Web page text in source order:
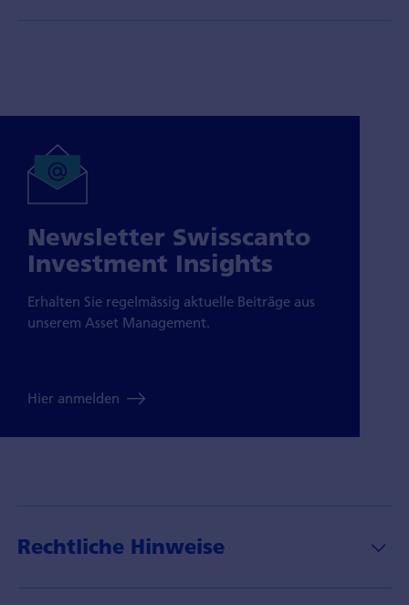
Newsletter Swisscanto
Investment Insights
Erhalten Sie regelmässig aktuelle Beiträge aus
unserem Asset Management.
Hier anmelden
Rechtliche Hinweise